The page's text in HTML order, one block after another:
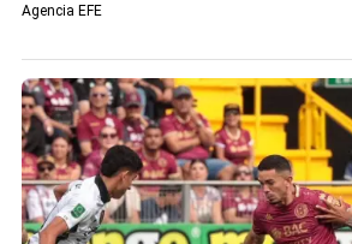
Agencia EFE